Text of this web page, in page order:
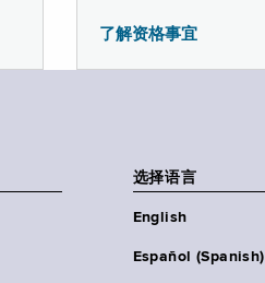
了解资格事宜
选择语言
English
Español (Spanish)